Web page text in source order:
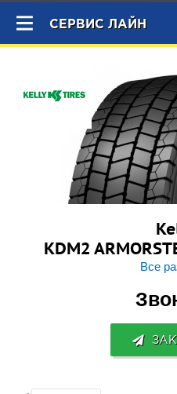
СЕРВИС ЛАЙН
KDM2
Все